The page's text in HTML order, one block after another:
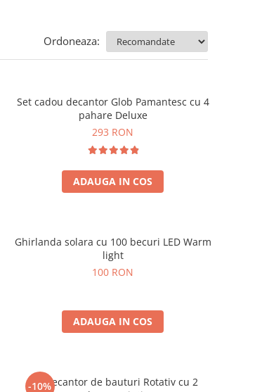
Ordoneaza:
Set cadou decantor Glob Pamantesc cu 4
pahare Deluxe
293 RON
ADAUGA IN COS
Ghirlanda solara cu 100 becuri LED Warm
light
100 RON
ADAUGA IN COS
-10%
Set Decantor de bauturi Rotativ cu 2